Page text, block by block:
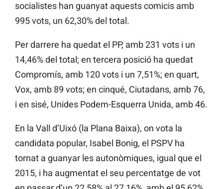
socialistes han guanyat aquests comicis amb
995 vots, un 62,30% del total.
Per darrere ha quedat el PP, amb 231 vots i un
14,46% del total; en tercera posició ha quedat
Compromís, amb 120 vots i un 7,51%; en quart,
Vox, amb 89 vots; en cinqué, Ciutadans, amb 76,
i en sisé, Unides Podem-Esquerra Unida, amb 46.
En la Vall d’Uixó (la Plana Baixa), on vota la
candidata popular, Isabel Bonig, el PSPV ha
tornat a guanyar les autonòmiques, igual que el
2015, i ha augmentat el seu percentatge de vot